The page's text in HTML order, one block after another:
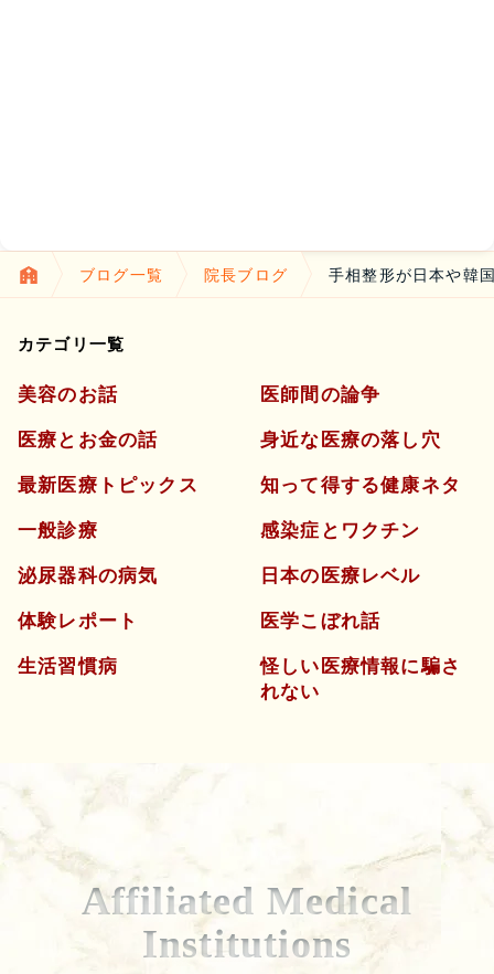
ブログ一覧 院長ブログ 手相整形が日本や韓
カテゴリ一覧
美容のお話
医療とお金の話
最新医療トピックス
一般診療
泌尿器科の病気
体験レポート
生活習慣病
医師間の論争
身近な医療の落し穴
知って得する健康ネタ
感染症とワクチン
日本の医療レベル
医学こぼれ話
怪しい医療情報に騙さ
れない
Affiliated Medical
Institutions